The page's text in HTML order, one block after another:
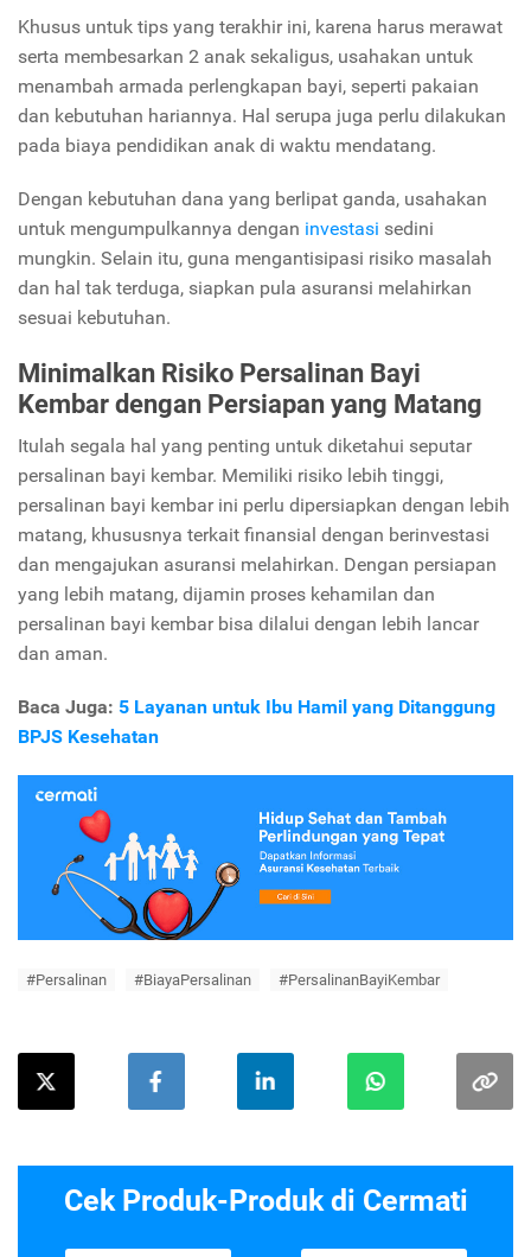
Khusus untuk tips yang terakhir ini, karena harus merawat
serta membesarkan 2 anak sekaligus, usahakan untuk
menambah armada perlengkapan bayi, seperti pakaian
dan kebutuhan hariannya. Hal serupa juga perlu dilakukan
pada biaya pendidikan anak di waktu mendatang.
Dengan kebutuhan dana yang berlipat ganda, usahakan
untuk mengumpulkannya dengan investasi sedini
mungkin. Selain itu, guna mengantisipasi risiko masalah
dan hal tak terduga, siapkan pula asuransi melahirkan
sesuai kebutuhan.
Minimalkan Risiko Persalinan Bayi
Kembar dengan Persiapan yang Matang
Itulah segala hal yang penting untuk diketahui seputar
persalinan bayi kembar. Memiliki risiko lebih tinggi,
persalinan bayi kembar ini perlu dipersiapkan dengan lebih
matang, khususnya terkait finansial dengan berinvestasi
dan mengajukan asuransi melahirkan. Dengan persiapan
yang lebih matang, dijamin proses kehamilan dan
persalinan bayi kembar bisa dilalui dengan lebih lancar
dan aman.
Baca Juga: 5 Layanan untuk Ibu Hamil yang Ditanggung
BPJS Kesehatan
#Persalinan #BiayaPersalinan #PersalinanBayiKembar
Cek Produk-Produk di Cermati